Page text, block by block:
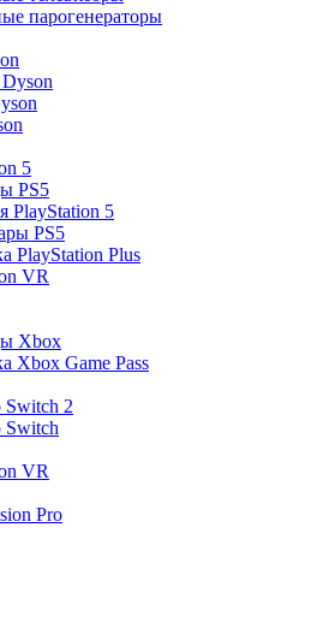
парогенераторы
5
PS5
PlayStation 5
PS5
PlayStation Plus
VR
Xbox
Xbox Game Pass
Switch 2
Switch
VR
Pro